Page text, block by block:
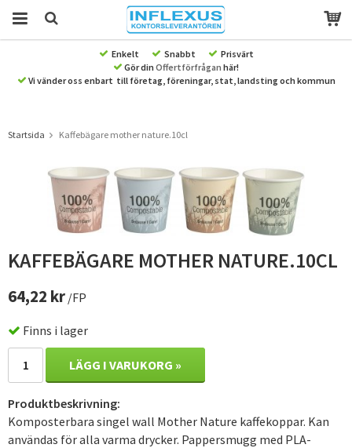
Produkten har blivit tillagd i varukorgen
Enkelt Snabbt
Prisvärt
Gör din Offertförfrågan här!
Vi vänder oss enbart till företag, föreningar, stat, landsting och kommun
Startsida Kaffebägare mother nature.10cl
KAFFEBÄGARE MOTHER NATURE.10CL
64,22 kr /FP
Finns i lager
LÄGG I VARUKORG »
Produktbeskrivning:
Komposterbara singel wall Mother Nature kaffekoppar. Kan
användas för alla varma drycker. Pappersmugg med PLA-